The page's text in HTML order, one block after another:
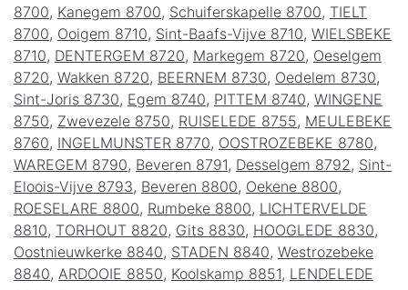
8700, Kanegem 8700, Schuiferskapelle 8700, TIELT
8700, Ooigem 8710, Sint-Baafs-Vijve 8710, WIELSBEKE
8710, DENTERGEM 8720, Markegem 8720, Oeselgem
8720, Wakken 8720, BEERNEM 8730, Oedelem 8730,
Sint-Joris 8730, Egem 8740, PITTEM 8740, WINGENE
8750, Zwevezele 8750, RUISELEDE 8755, MEULEBEKE
8760, INGELMUNSTER 8770, OOSTROZEBEKE 8780,
WAREGEM 8790, Beveren 8791, Desselgem 8792 , Sint-
Eloois-Vijve 8793, Beveren 8800, Oekene 8800,
ROESELARE 8800, Rumbeke 8800, LICHTERVELDE
8810, TORHOUT 8820, Gits 8830, HOOGLEDE 8830,
Oostnieuwkerke 8840, STADEN 8840, Westrozebeke
8840, ARDOOIE 8850, Koolskamp 8851, LENDELEDE